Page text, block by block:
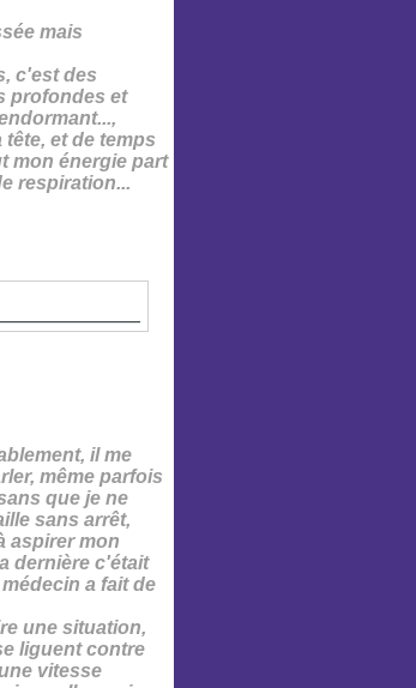
mais
c'est des
profondes et
et de temps
mon énergie part
respiration...
il me
même parfois
que je ne
sans arrêt,
aspirer mon
dernière c'était
a fait de
une situation,
liguent contre
vitesse